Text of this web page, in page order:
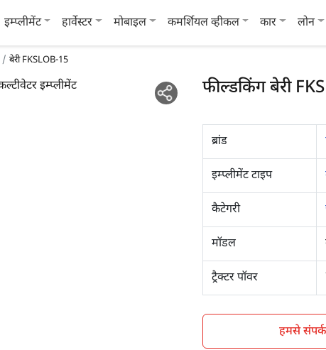
इम्प्लीमेंट हार्वेस्टर मोबाइल कमर्शियल व्हीकल कार लोन
बेरी FKSLOB-15
फील्डकिंग बेरी
ब्रांड
इम्प्लीमेंट टाइप
कैटेगरी
मॉडल
ट्रैक्टर पॉवर
हमसे